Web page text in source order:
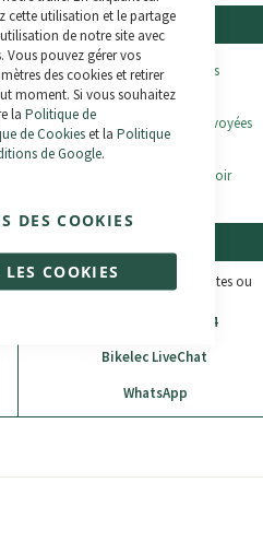
cette utilisation et le partage
de notre site avec
Vous pouvez gérer vos
des cookies et retirer
moment. Si vous souhaitez
la Politique de
de Cookieset la Politique
de Google.
LES COOKIES
DES COOKIES
Envois et Retours
LIVRAISON GRATUITE
pour les
commandes supérieures à 500€.
Toutes les commandes sont envoyées
assurées à 100%
Retour possible sous 30 jours (voir
Consultez les Questions fréquentes ou
(+33) 05 33 52 08 04
Bikelec LiveChat
WhatsApp